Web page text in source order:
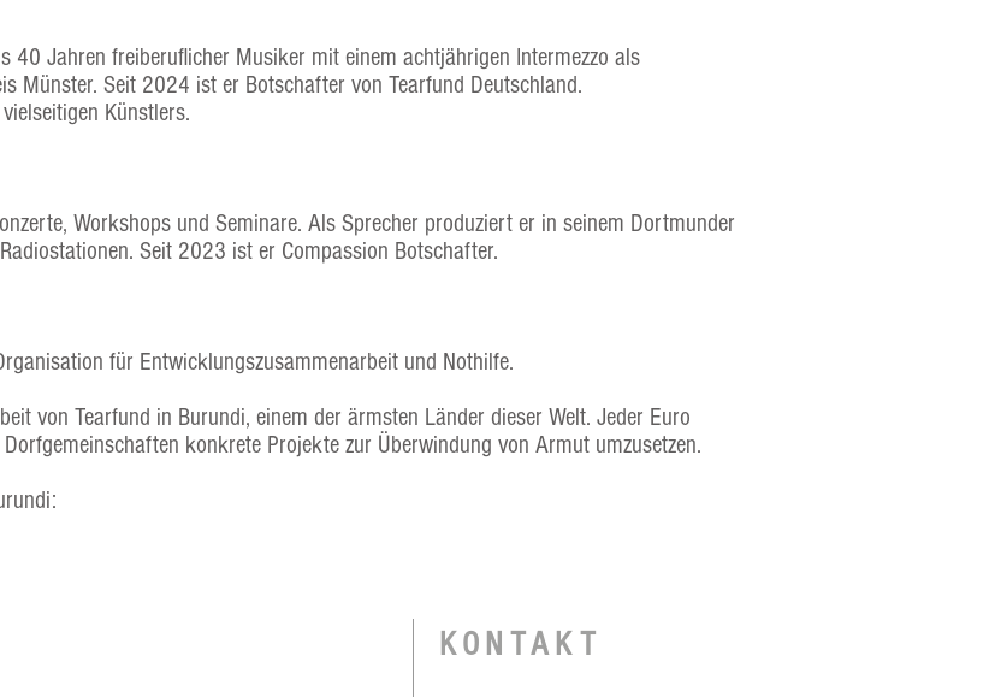
40 Jahren freiberuflicher Musiker mit einem achtjährigen Intermezzo als
Münster. Seit 2024 ist er Botschafter von Tearfund Deutschland.
Künstlers.
Workshops und Seminare. Als Sprecher produziert er in seinem Dortmunder
Seit 2023 ist er Compassion Botschafter.
für Entwicklungszusammenarbeit und Nothilfe.
von Tearfund in Burundi, einem der ärmsten Länder dieser Welt. Jeder Euro
konkrete Projekte zur Überwindung von Armut umzusetzen.
KONTAKT